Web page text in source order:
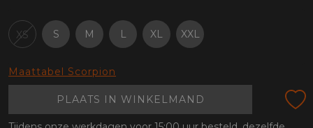
XS S M L XL XXL
Maattabel Scorpion
PLAATS IN WINKELMAND